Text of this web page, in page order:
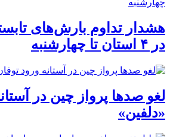
هشدار تداوم بارش‌های
در ۴ استان تا چهارشنبه
لغو صدها پرواز چین در
«دلفین»